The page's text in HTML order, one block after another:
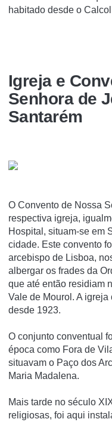
habitado desde o
Igreja e
Senhora de
Santarém
O Convento de Nossa
respectiva igreja,
Hospital, situam-se em
cidade. Este convento
arcebispo de Lisboa,
albergar os frades da
que até então residiam
Vale de Mourol. A
desde 1923.
O conjunto conventual
época como Fora de
situavam o Paço dos
Maria Madalena.
Mais tarde no século
religiosas, foi aqui